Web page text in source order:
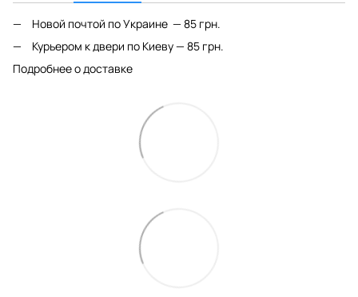
Новой почтой по Украине — 85 грн.
Курьером к двери по Киеву — 85 грн.
Подробнее о доставке